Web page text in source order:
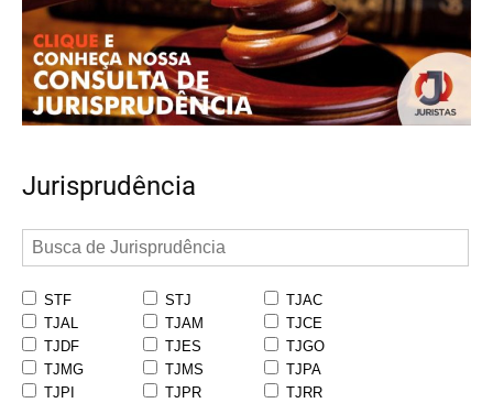
Jurisprudência
STF STJ
TJAC
TJAL
TJAM
TJCE
TJDF
TJES
TJGO
TJMG
TJMS
TJPA
TJPI
TJPR
TJRR